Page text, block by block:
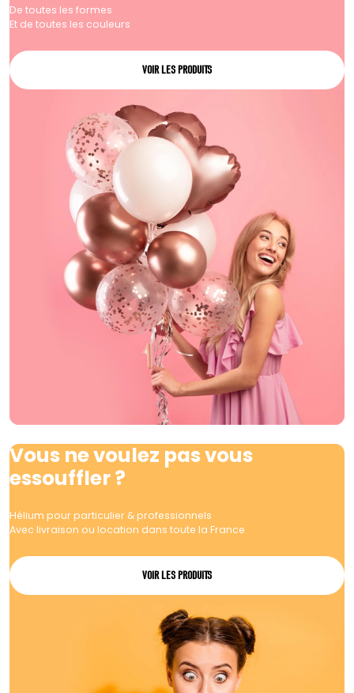
De toutes les formes
Et de toutes les couleurs
VOIR LES PRODUITS
Vous ne voulez pas vous
essouffler ?
Hélium pour particulier & professionnels
Avec livraison ou location dans toute la France
VOIR LES PRODUITS